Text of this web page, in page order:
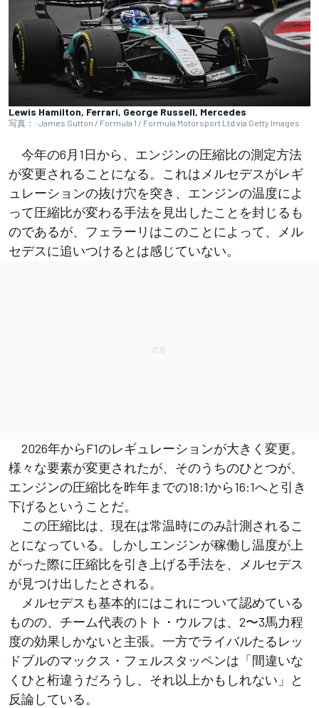
Lewis Hamilton, Ferrari, George Russell, Mercedes
写真：: James Sutton / Formula 1 / Formula Motorsport Ltd via Getty Images
今年の6月1日から、エンジンの圧縮比の測定方法
が変更されることになる。これはメルセデスがレギ
ュレーションの抜け穴を突き、エンジンの温度によ
って圧縮比が変わる手法を見出したことを封じるも
のであるが、フェラーリはこのことによって、メル
セデスに追いつけるとは感じていない。
2026年からF1のレギュレーションが大きく変更。
様々な要素が変更されたが、そのうちのひとつが、
エンジンの圧縮比を昨年までの18:1から16:1へと引き
下げるということだ。
この圧縮比は、現在は常温時にのみ計測されるこ
とになっている。しかしエンジンが稼働し温度が上
がった際に圧縮比を引き上げる手法を、メルセデス
が見つけ出したとされる。
メルセデスも基本的にはこれについて認めている
ものの、チーム代表のトト・ウルフは、2〜3馬力程
度の効果しかないと主張。一方でライバルたるレッ
ドブルのマックス・フェルスタッペンは「間違いな
くひと桁違うだろうし、それ以上かもしれない」と
反論している。